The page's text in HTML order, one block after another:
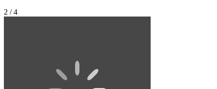
2 / 4